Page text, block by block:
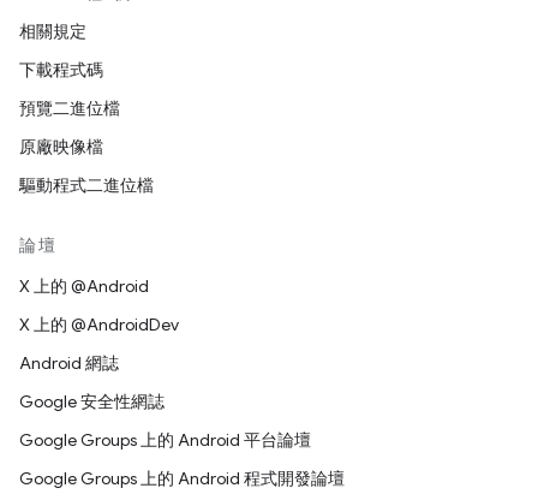
相關規定
下載程式碼
預覽二進位檔
原廠映像檔
驅動程式二進位檔
論壇
X 上的 @Android
X 上的 @AndroidDev
Android 網誌
Google 安全性網誌
Google Groups 上的 Android 平台論壇
Google Groups 上的 Android 程式開發論壇